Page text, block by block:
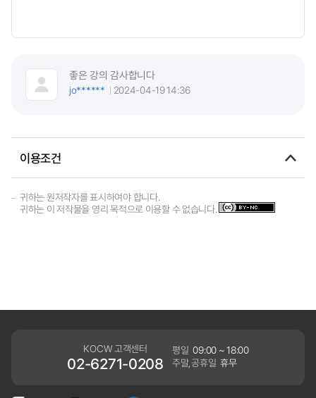
좋은 강의 감사합니다
jo******
2024-04-19 14:36
이용조건
귀하는 원저작자를 표시하여야 합니다.
귀하는 이 저작물을 영리 목적으로 이용할 수 없습니다.
KOCW 고객센터
02-6271-0208
평일 09:00 ~ 18:00
주말,공휴일 휴무